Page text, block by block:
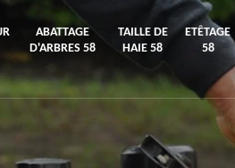
ABATTAGE
D'ARBRES 58
TAILLE DE
HAIE 58
ETÊTAGE
58